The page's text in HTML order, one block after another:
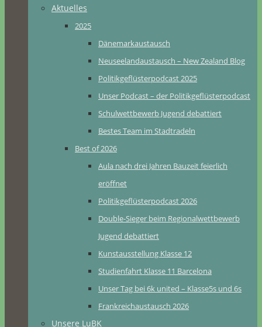
Aktuelles
2025
Dänemarkaustausch
Neuseelandaustausch – New Zealand Blog
Politikgeflüsterpodcast 2025
Unser Podcast – der Politikgeflüsterpodcast
Schulwettbewerb Jugend debattiert
Bestes Team im Stadtradeln
Best of 2026
Aula nach drei Jahren Bauzeit feierlich
eröffnet
Politikgeflüsterpodcast 2026
Double-Sieger beim Regionalwettbewerb
Jugend debattiert
Kunstausstellung Klasse 12
Studienfahrt Klasse 11 Barcelona
Unser Tag bei 6k united – Klasse5s und 6s
Frankreichaustausch 2026
Unsere LuBK